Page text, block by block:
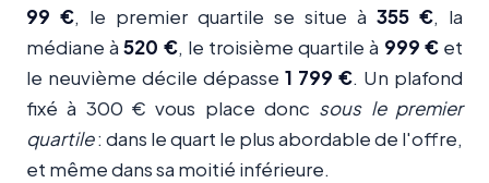
99 €, le premier quartile se situe à 355 €, la
médiane à520 €, le troisième quartile à 999 €et
le neuvième décile dépasse 1 799 €. Un plafond
fixé à 300 € vous place donc sous le premier
quartile: dans le quart le plus abordable de l'offre,
et même dans sa moitié inférieure.